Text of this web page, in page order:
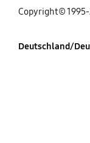
Copyright©
Deutschland/